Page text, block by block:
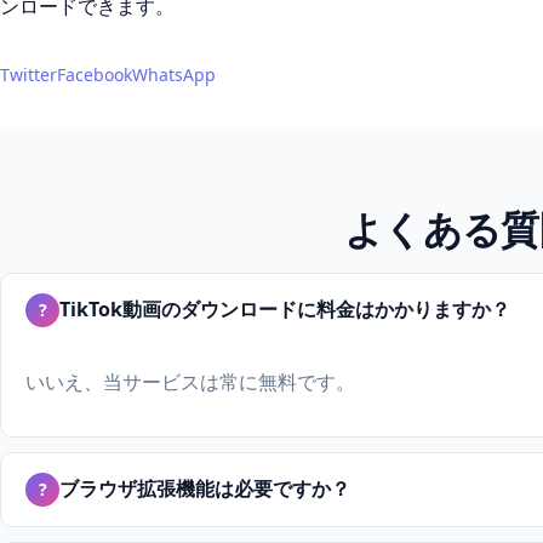
ンロードできます。
TwitterFacebookWhatsApp
よくある
? TikTok動画のダウンロードに料金はかかりますか？
いいえ、当サービスは常に無料です。
? ブラウザ拡張機能は必要ですか？